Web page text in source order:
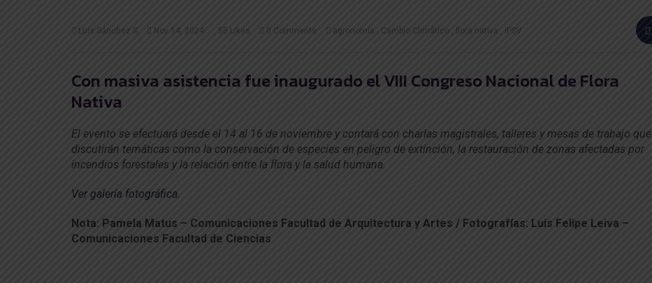
Luis Sánchez S Nov 14, 2024 55 Likes 0 Comments agronomía Cambio Climático flora nativa IPSV
Con masiva asistencia fue inaugurado el VIII Congreso Nacional de Flora
Nativa
El evento se efectuará desde el 14 al 16 de noviembre y contará con charlas magistrales, talleres y mesas de trabajo que
discutirán temáticas como la conservación de especies en peligro de extinción, la restauración de zonas afectadas por
incendios forestales y la relación entre la flora y la salud humana.
Ver galería fotográfica.
Nota: Pamela Matus – Comunicaciones Facultad de Arquitectura y Artes / Fotografías: Luis Felipe Leiva –
Comunicaciones Facultad de Ciencias